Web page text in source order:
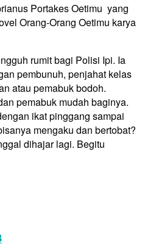
Portakes Oetimu yang
Orang-Orang Oetimu karya
rumit bagi Polisi Ipi. Ia
pembunuh, penjahat kelas
atau pemabuk bodoh.
pemabuk mudah baginya.
ikat pinggang sampai
mengaku dan bertobat?
dihajar lagi. Begitu